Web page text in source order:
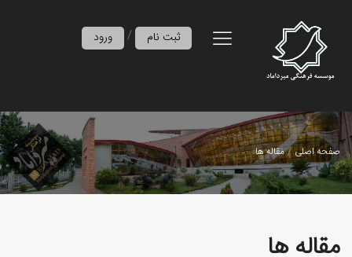
ورود / ثبت نام
صفحه اصلی مقاله ها
مقاله ها